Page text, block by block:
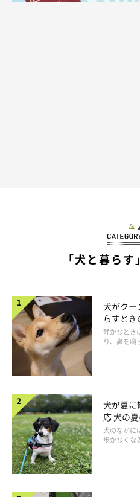
撮影／尾﨑たまき
「犬と暮ら
犬がクー
らすと
静かなとき
り、鼻を鳴
犬が夏に
応 犬の
犬のなかに
歩かなくな